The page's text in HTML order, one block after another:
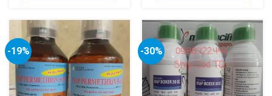
-19% -30%